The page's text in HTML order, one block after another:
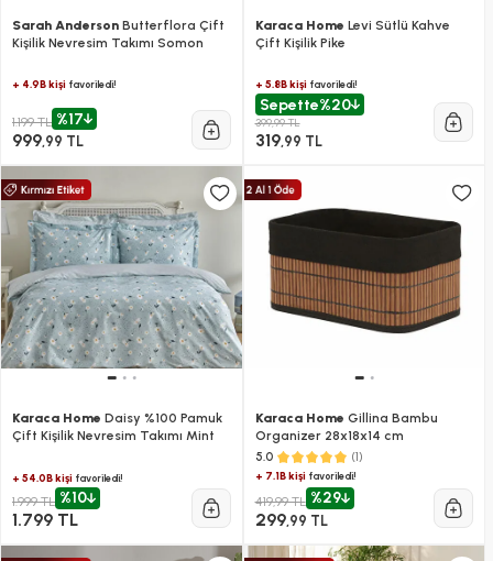
Sarah Anderson Butterflora Çift
Kişilik Nevresim Takımı Somon
+ 4.9B kişi favoriledi!
1.199 TL %17
999,99 TL
Karaca Home Levi Sütlü Kahve
Çift Kişilik Pike
+ 5.8B kişifavoriledi!
Sepette%20
399,99 TL
319,99 TL
Karaca Home Daisy %100 Pamuk
Çift Kişilik Nevresim Takımı Mint
+ 54.0B kişi favoriledi!
1.999 TL %10
1.799 TL
Karaca Home Gillina Bambu
Organizer 28x18x14 cm
5.0 (1)
+ 7.1B kişifavoriledi!
419,99 TL %29
299,99 TL